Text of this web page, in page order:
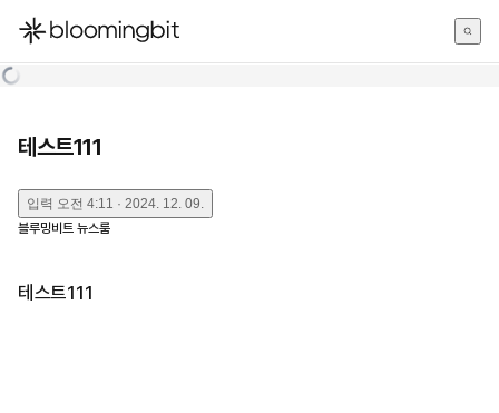
한국어
테스트111
입력 오전 4:11 · 2024. 12. 09.
블루밍비트 뉴스룸
테스트111